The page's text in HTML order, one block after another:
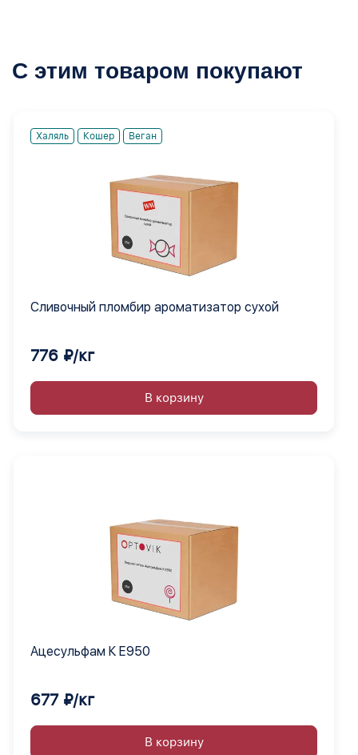
С этим товаром покупают
Халяль Кошер Веган
Сливочный пломбир ароматизатор сухой
776 ₽/кг
В корзину
Ацесульфам К Е950
677 ₽/кг
В корзину